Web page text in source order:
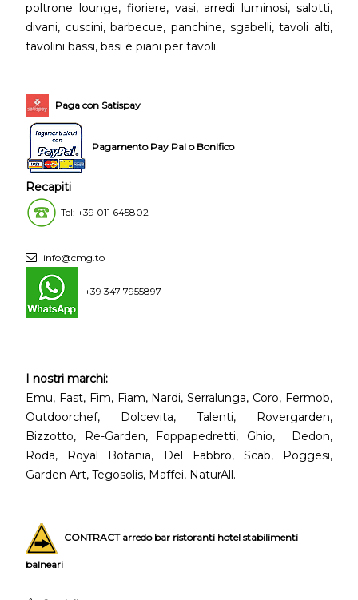
poltrone lounge, fioriere, vasi, arredi luminosi, salotti,
divani, cuscini, barbecue, panchine, sgabelli, tavoli alti,
tavolini bassi, basi e piani per tavoli.
Paga con Satispay
Pagamento Pay Pal o Bonifico
Recapiti
Tel: +39 011 645802
info@cmg.to
+39 347 7955897
I nostri marchi:
Emu, Fast, Fim, Fiam, Nardi, Serralunga, Coro, Fermob,
Outdoorchef, Dolcevita, Talenti, Rovergarden,
Bizzotto, Re-Garden, Foppapedretti, Ghio, Dedon,
Roda, Royal Botania, Del Fabbro, Scab, Poggesi,
Garden Art, Tegosolis, Maffei, NaturAll.
CONTRACT arredo bar ristoranti hotel stabilimenti
balneari